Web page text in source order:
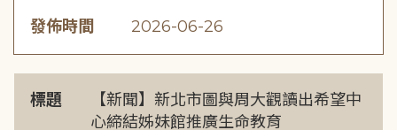
發佈時間 2026-06-26
標題
【新聞】新北市圖與周大觀讀出希望中
心締結姊妹館推廣生命教育